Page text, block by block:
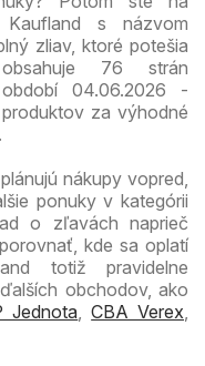
s názvom
zliav, ktoré potešia
76 strán
04.06.2026 -
za výhodné
nákupy vopred,
ponuky v kategórii
o zľavách naprieč
kde sa oplatí
totiž pravidelne
obchodov, ako
Jednota,CBA Verex,